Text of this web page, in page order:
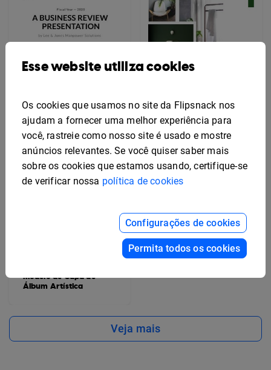
Negócios Simples
Modelo de Capa de
Álbum Artística
Modelo de Design de
Capa de Catálogo
Moderno
Veja mais
Esse website utiliza cookies
Os cookies que usamos no site da Flipsnack nos
ajudam a fornecer uma melhor experiência para
você, rastreie como nosso site é usado e mostre
anúncios relevantes. Se você quiser saber mais
sobre os cookies que estamos usando, certifique-se
de verificar nossa política de cookies
Configurações de cookies
Permita todos os cookies